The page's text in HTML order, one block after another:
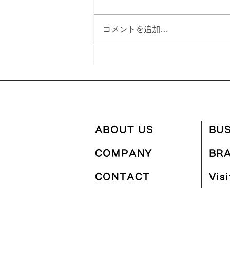
ーク休業についてのご案内
コメントを追加…
ABOUT US
COMPANY
CONTACT